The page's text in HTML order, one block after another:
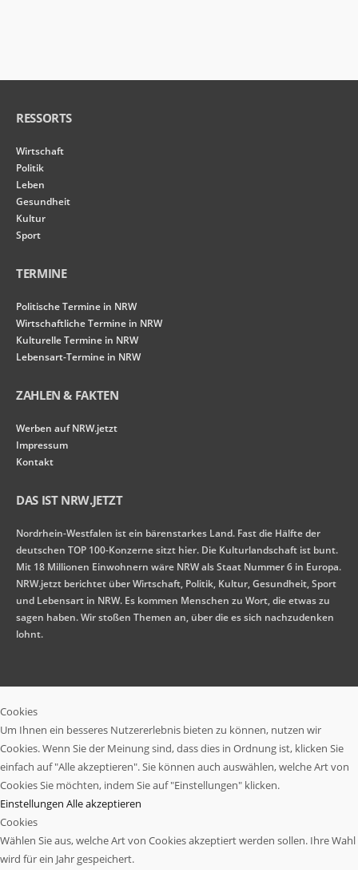
RESSORTS
Wirtschaft
Politik
Leben
Gesundheit
Kultur
Sport
TERMINE
Politische Termine in NRW
Wirtschaftliche Termine in NRW
Kulturelle Termine in NRW
Lebensart-Termine in NRW
ZAHLEN & FAKTEN
Werben auf NRW.jetzt
Impressum
Kontakt
DAS IST NRW.JETZT
Nordrhein-Westfalen ist ein bärenstarkes Land. Fast die Hälfte der
deutschen TOP 100-Konzerne sitzt hier. Die Kulturlandschaft ist bunt.
Mit 18 Millionen Einwohnern wäre NRW als Staat Nummer 6 in Europa.
NRW.jetzt berichtet über Wirtschaft, Politik, Kultur, Gesundheit, Sport
und Lebensart in NRW. Es kommen Menschen zu Wort, die etwas zu
sagen haben. Wir stoßen Themen an, über die es sich nachzudenken
lohnt.
Cookies
Um Ihnen ein besseres Nutzererlebnis bieten zu können, nutzen wir
Cookies. Wenn Sie der Meinung sind, dass dies in Ordnung ist, klicken Sie
einfach auf "Alle akzeptieren". Sie können auch auswählen, welche Art von
Cookies Sie möchten, indem Sie auf "Einstellungen" klicken.
Einstellungen Alle akzeptieren
Cookies
Wählen Sie aus, welche Art von Cookies akzeptiert werden sollen. Ihre Wahl
wird für ein Jahr gespeichert.